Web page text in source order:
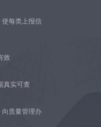
使每类上报信
效
真实可查
质量管理办